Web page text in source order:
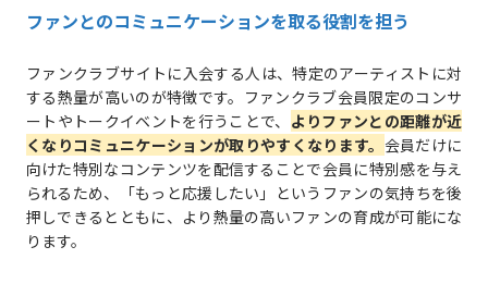
ファンとのコミュニケーションを取る役割を担う
ファンクラブサイトに入会する人は、特定のアーティストに対
する熱量が高いのが特徴です。ファンクラブ会員限定のコンサ
ートやトークイベントを行うことで、 よりファンとの距離が近
くなりコミュニケーションが取りやすくなります。 会員だけに
向けた特別なコンテンツを配信することで会員に特別感を与え
られるため、「もっと応援したい」というファンの気持ちを後
押しできるとともに、より熱量の高いファンの育成が可能にな
ります。